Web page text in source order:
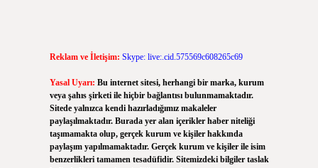
Reklam ve İletişim: Skype: live:.cid.575569c608265c69
Yasal Uyarı: Bu internet sitesi, herhangi bir marka, kurum
veya şahıs şirketi ile hiçbir bağlantısı bulunmamaktadır.
Sitede yalnızca kendi hazırladığımız makaleler
paylaşılmaktadır. Burada yer alan içerikler haber niteliği
taşımamakta olup, gerçek kurum ve kişiler hakkında
paylaşım yapılmamaktadır. Gerçek kurum ve kişiler ile isim
benzerlikleri tamamen tesadüfidir. Sitemizdeki bilgiler taslak